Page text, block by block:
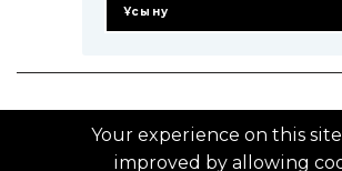
Ұсыну
© 2014–2025 ZTB.KZ
Your experience on this
improved by allowing